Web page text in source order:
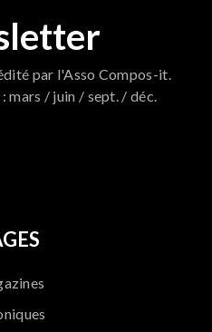
par l'Asso Compos-it.
mars / juin / sept. / déc.